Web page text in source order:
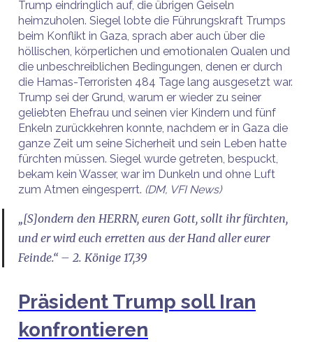
Trump eindringlich auf, die übrigen Geiseln
heimzuholen. Siegel lobte die Führungskraft Trumps
beim Konflikt in Gaza, sprach aber auch über die
höllischen, körperlichen und emotionalen Qualen und
die unbeschreiblichen Bedingungen, denen er durch
die Hamas-Terroristen 484 Tage lang ausgesetzt war.
Trump sei der Grund, warum er wieder zu seiner
geliebten Ehefrau und seinen vier Kindern und fünf
Enkeln zurückkehren konnte, nachdem er in Gaza die
ganze Zeit um seine Sicherheit und sein Leben hatte
fürchten müssen. Siegel wurde getreten, bespuckt,
bekam kein Wasser, war im Dunkeln und ohne Luft
zum Atmen eingesperrt. (DM, VFI News)
„[S]ondern den HERRN, euren Gott, sollt ihr fürchten,
und er wird euch erretten aus der Hand aller eurer
Feinde.“ – 2. Könige 17,39
Präsident Trump soll Iran
konfrontieren